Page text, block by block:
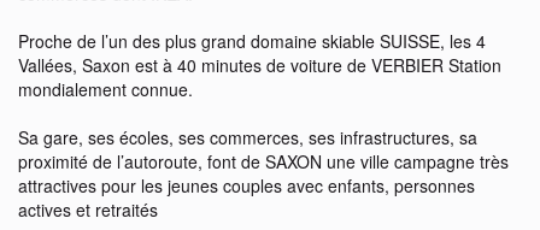
Proche de l’un des plus grand domaine skiable SUISSE, les 4
Vallées, Saxon est à 40 minutes de voiture de VERBIER Station
mondialement connue.
Sa gare, ses écoles, ses commerces, ses infrastructures, sa
proximité de l’autoroute, font de SAXON une ville campagne très
attractives pour les jeunes couples avec enfants, personnes
actives et retraités